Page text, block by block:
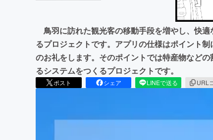
鳥羽に訪れた観光客の移動手段を増やし、快
るプロジェクトです。アプリの仕様はポイント
のお礼をします。そのポイントでは特産物など
るシステムをつくるプロジェクトです。
ポスト シェア LINEで送る URL